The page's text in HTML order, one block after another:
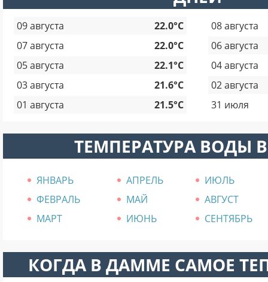
09 августа 22.0°C
08 августа
07 августа
22.0°C
06 августа
05 августа
22.1°C
04 августа
03 августа
21.6°C
02 августа
01 августа
21.5°C 31 июля
ТЕМПЕРАТУРА ВОДЫ
ЯНВАРЬ АПРЕЛЬ
ИЮЛЬ
ФЕВРАЛЬ
МАЙ
АВГУСТ
МАРТ
ИЮНЬ СЕНТЯБРЬ
КОГДА В ДАММЕ САМОЕ